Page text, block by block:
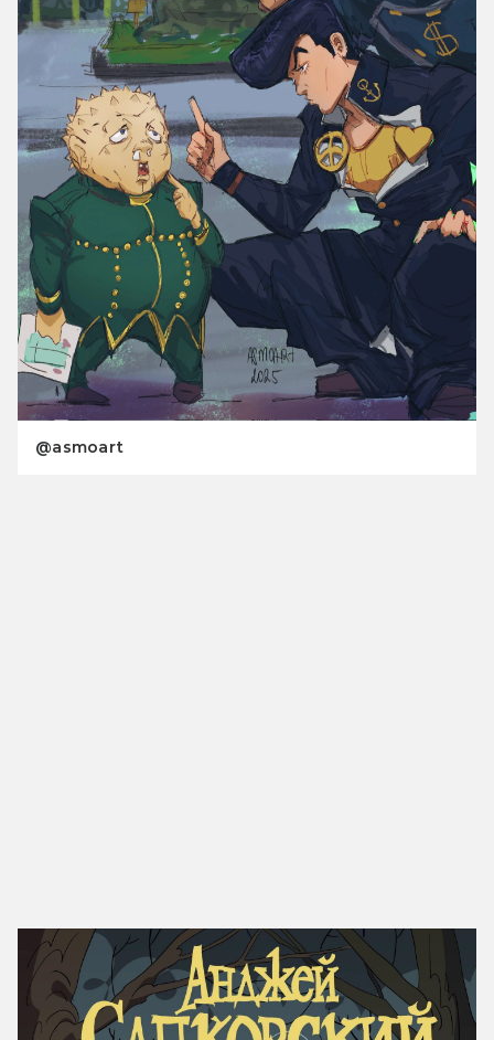
@asmoart